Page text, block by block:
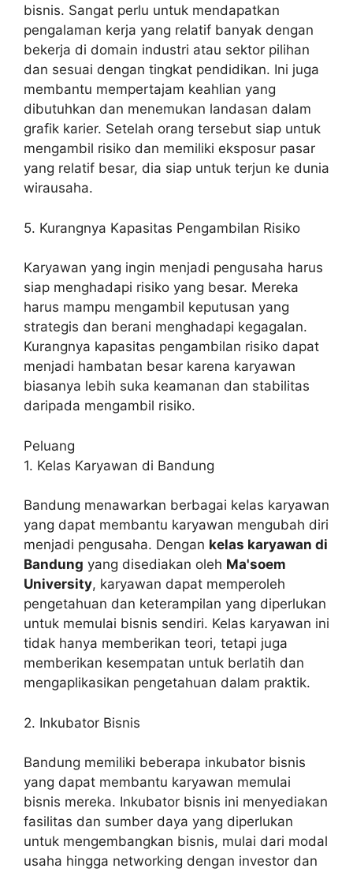
bisnis. Sangat perlu untuk mendapatkan
pengalaman kerja yang relatif banyak dengan
bekerja di domain industri atau sektor pilihan
dan sesuai dengan tingkat pendidikan. Ini juga
membantu mempertajam keahlian yang
dibutuhkan dan menemukan landasan dalam
grafik karier. Setelah orang tersebut siap untuk
mengambil risiko dan memiliki eksposur pasar
yang relatif besar, dia siap untuk terjun ke dunia
wirausaha.
5. Kurangnya Kapasitas Pengambilan Risiko
Karyawan yang ingin menjadi pengusaha harus
siap menghadapi risiko yang besar. Mereka
harus mampu mengambil keputusan yang
strategis dan berani menghadapi kegagalan.
Kurangnya kapasitas pengambilan risiko dapat
menjadi hambatan besar karena karyawan
biasanya lebih suka keamanan dan stabilitas
daripada mengambil risiko.
Peluang
1. Kelas Karyawan di Bandung
Bandung menawarkan berbagai kelas karyawan
yang dapat membantu karyawan mengubah diri
menjadi pengusaha. Dengan kelas karyawan di
Bandung yang disediakan oleh Ma'soem
University, karyawan dapat memperoleh
pengetahuan dan keterampilan yang diperlukan
untuk memulai bisnis sendiri. Kelas karyawan ini
tidak hanya memberikan teori, tetapi juga
memberikan kesempatan untuk berlatih dan
mengaplikasikan pengetahuan dalam praktik.
2. Inkubator Bisnis
Bandung memiliki beberapa inkubator bisnis
yang dapat membantu karyawan memulai
bisnis mereka. Inkubator bisnis ini menyediakan
fasilitas dan sumber daya yang diperlukan
untuk mengembangkan bisnis, mulai dari modal
usaha hingga networking dengan investor dan